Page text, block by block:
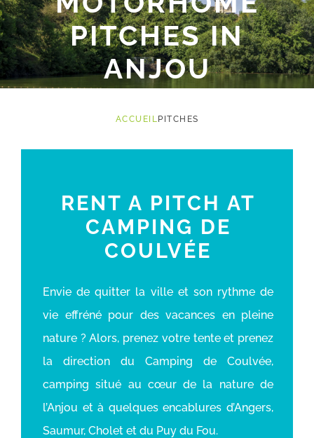
PITCHES IN
ANJOU
ACCUEILPITCHES
RENT A PITCH AT
CAMPING DE
COULVÉE
Envie de quitter la ville et son rythme de
vie effréné pour des vacances en pleine
nature ? Alors, prenez votre tente et prenez
la direction du Camping de Coulvée,
camping situé au cœur de la nature de
l’Anjou et à quelques encablures d’Angers,
Saumur, Cholet et du Puy du Fou.